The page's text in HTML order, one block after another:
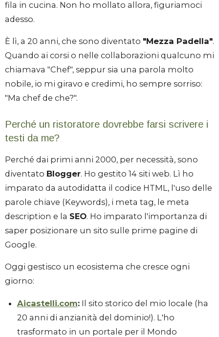
fila in cucina. Non ho mollato allora, figuriamoci
adesso.
È lì, a 20 anni, che sono diventato "Mezza Padella".
Quando ai corsi o nelle collaborazioni qualcuno mi
chiamava "Chef", seppur sia una parola molto
nobile, io mi giravo e credimi, ho sempre sorriso:
"Ma chef de che?".
Perché un ristoratore dovrebbe farsi scrivere i
testi da me?
Perché dai primi anni 2000, per necessità, sono
diventato Blogger. Ho gestito 14 siti web. Lì ho
imparato da autodidatta il codice HTML, l'uso delle
parole chiave (Keywords), i meta tag, le meta
description e la SEO. Ho imparato l'importanza di
saper posizionare un sito sulle prime pagine di
Google.
Oggi gestisco un ecosistema che cresce ogni
giorno:
Aicastelli.com:Il sito storico del mio locale (ha
20 anni di anzianità del dominio!). L'ho
trasformato in un portale per il Mondo